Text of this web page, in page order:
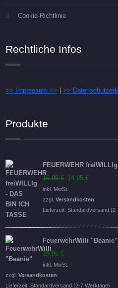
Cookie-Richtlinie
Rechtliche Infos
>> Impressum >> >>
Produkte
FEUERWEHR
16,95€ Ursprünglicher
Preis
war:
16,95 €
14,95 €
ist:
14,95 €.
inkl. MwSt.
zzgl. Versandkosten
Lieferzeit: Standardversand
FeuerwehrWilli "Beanie"
19,95 €
inkl. MwSt.
zzgl. Versandkosten
Lieferzeit: Standardversand (2-7 Werktage)